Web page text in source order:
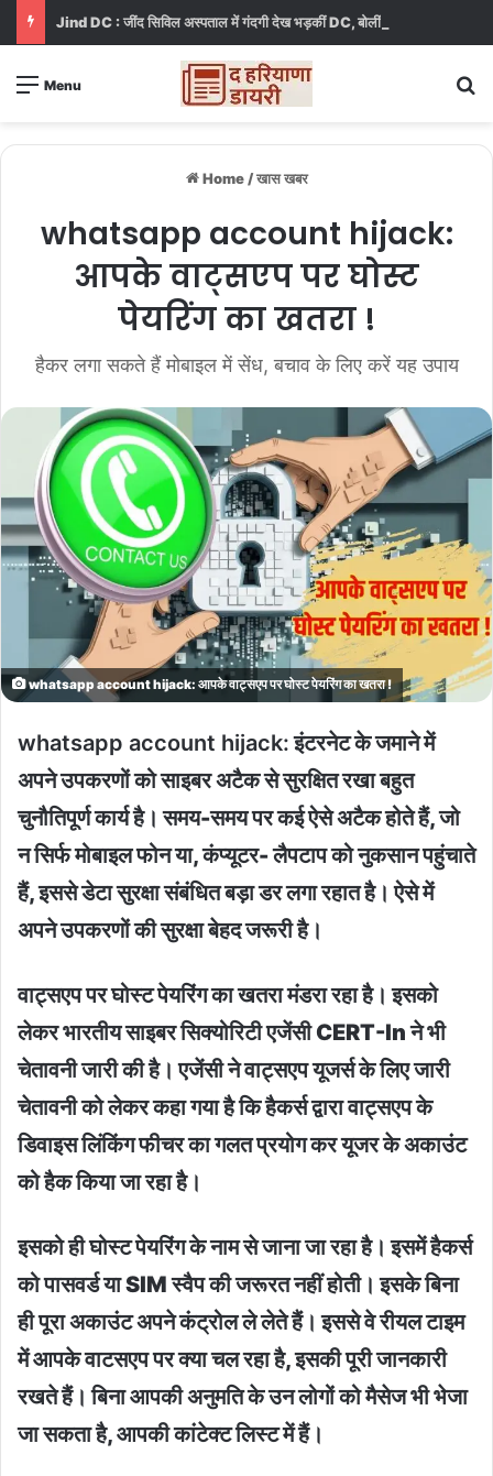
Menu
Home / खास खबर
whatsapp account hijack:
आपके वाट्सएप पर घोस्ट
पेयरिंग का खतरा !
हैकर लगा सकते हैं मोबाइल में सेंध, बचाव के लिए करें यह उपाय
whatsapp account hijack: आपके वाट्सएप पर घोस्ट पेयरिंग का खतरा !
whatsapp account hijack:इंटरनेट के जमाने में
अपने उपकरणों को साइबर अटैक से सुरक्षित रखा बहुत
चुनौतिपूर्ण कार्य है। समय-समय पर कई ऐसे अटैक होते हैं, जो
न सिर्फ मोबाइल फोन या, कंप्यूटर- लैपटाप को नुकसान पहुंचाते
हैं, इससे डेटा सुरक्षा संबंधित बड़ा डर लगा रहात है। ऐसे में
अपने उपकरणों की सुरक्षा बेहद जरूरी है।
वाट्सएप पर घोस्ट पेयरिंग का खतरा मंडरा रहा है। इसको
लेकर भारतीय साइबर सिक्योरिटी एजेंसी CERT-In ने भी
चेतावनी जारी की है। एजेंसी ने वाट्सएप यूजर्स के लिए जारी
चेतावनी को लेकर कहा गया है कि हैकर्स द्वारा वाट्सएप के
डिवाइस लिंकिंग फीचर का गलत प्रयोग कर यूजर के अकाउंट
को हैक किया जा रहा है।
इसको ही घोस्ट पेयरिंग के नाम से जाना जा रहा है। इसमें हैकर्स
को पासवर्ड या SIM स्वैप की जरूरत नहीं होती। इसके बिना
ही पूरा अकाउंट अपने कंट्रोल ले लेते हैं। इससे वे रीयल टाइम
में आपके वाटसएप पर क्या चल रहा है, इसकी पूरी जानकारी
रखते हैं। बिना आपकी अनुमति के उन लोगों को मैसेज भी भेजा
जा सकता है, आपकी कांटेक्ट लिस्ट में हैं।